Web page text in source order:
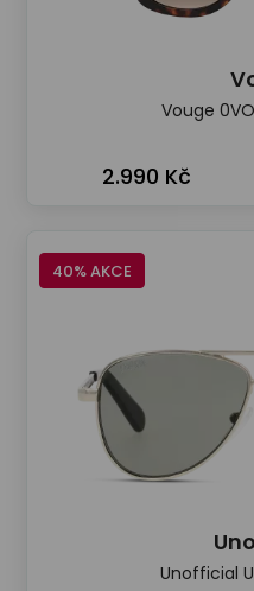
Vouge
2.990 Kč
40% AKCE
Unofficial